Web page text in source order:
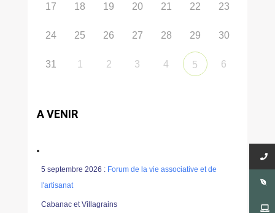
17 18 19 20 21 22 23
24 25 26 27 28 29 30
31 1 2 3 4 5 6
A VENIR
5 septembre 2026 : Forum de la vie associative et de
l'artisanat
Cabanac et Villagrains